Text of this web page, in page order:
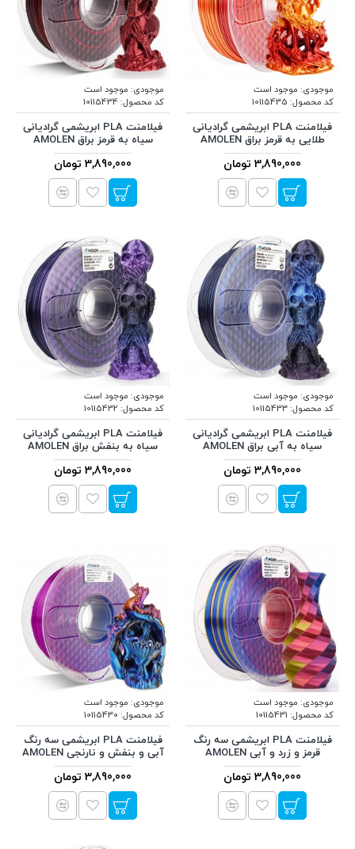
موجودی: موجود است
کد محصول: 10115435
فیلامنت PLA ابریشمی گرادیانی
طلایی به قرمز براق AMOLEN
3,890,000 تومان
موجودی: موجود است
کد محصول:10115434
فیلامنت PLA ابریشمی گرادیانی
سیاه به قرمز براق AMOLEN
3,890,000 تومان
موجودی: موجود است
کد محصول:10115433
فیلامنت PLA ابریشمی گرادیانی
سیاه به آبی براق AMOLEN
3,890,000 تومان
موجودی: موجود است
کد محصول: 10115432
فیلامنت PLA ابریشمی گرادیانی
سیاه به بنفش براق AMOLEN
3,890,000 تومان
موجودی: موجود است
کد محصول: 10115431
فیلامنت PLA ابریشمی سه رنگ
قرمز و زرد و آبی AMOLEN
3,890,000 تومان
موجودی: موجود است
کد محصول: 10115430
فیلامنت PLA ابریشمی سه رنگ
آبی و بنفش و نارنجی AMOLEN
3,890,000 تومان